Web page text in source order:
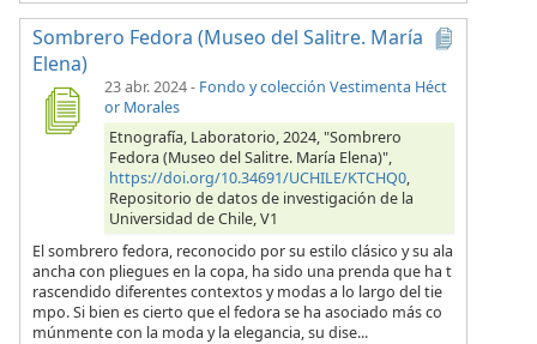
Sombrero Fedora (Museo del Salitre. María
Elena)
23 abr. 2024- Fondo y colección Vestimenta Héct
or Morales
Etnografía, Laboratorio, 2024, "Sombrero
Fedora (Museo del Salitre. María Elena)",
https://doi.org/10.34691/UCHILE/KTCHQ0,
Repositorio de datos de investigación de la
Universidad de Chile, V1
El sombrero fedora, reconocido por su estilo clásico y su ala
ancha con pliegues en la copa, ha sido una prenda que ha t
rascendido diferentes contextos y modas a lo largo del tie
mpo. Si bien es cierto que el fedora se ha asociado más co
múnmente con la moda y la elegancia, su dise...